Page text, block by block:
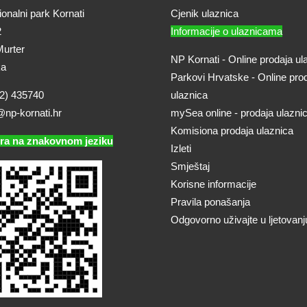
park Kornati
435740
kornati.hr
na znakovnom jeziku
Cjenik ulaznica
Informacije o ulaznicama
NP Kornati - Online prodaja
Parkovi Hrvatske - Online
ulaznica
mySea online - prodaja
Komisiona prodaja ulaznica
Izleti
Smještaj
Korisne informacije
Pravila ponašanja
Odgovorno uživajte u